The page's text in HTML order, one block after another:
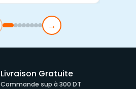
→
Livraison Gratuite
Commande sup à 300 DT